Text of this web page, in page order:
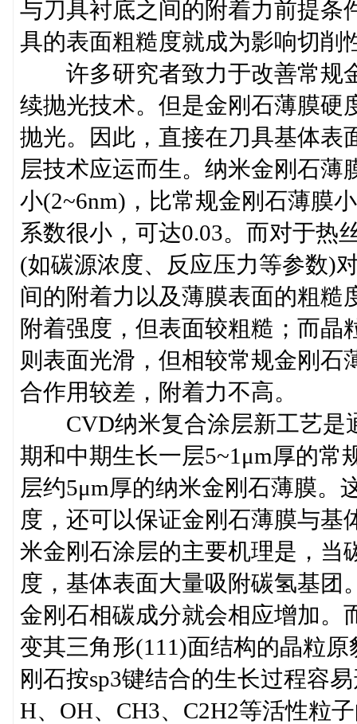
与刀具衬底之间的附着力前提条
具的表面粗糙度就成为影响切削
许多研究者致力于改善常规
续抛光技术。但是金刚石薄膜硬
抛光。因此，直接在刀具基体表
层技术应运而生。纳米金刚石薄
小(2~6nm)，比常规金刚石薄膜
系数很小，可达0.03。而对于热
(如碳源浓度、反应压力等参数)
间的附着力以及薄膜表面的粗糙
附着强度，但表面较粗糙；而晶
则表面光滑，但相较常规金刚石
合作用较差，附着力不高。
CVD纳米复合涂层新工艺是
期和中期生长一层5~1μm厚的常
层约5μm厚的纳米金刚石薄膜。
度，还可以保证金刚石薄膜与基
米金刚石涂层的主要机理是，当
度，基体表面大量吸附碳氢基团
金刚石相碳成分就会相应增加。
变其三角形(111)面结构的晶粒
刚石按sp3键结合的生长过程容
H、OH、CH3、C2H2等活性粒